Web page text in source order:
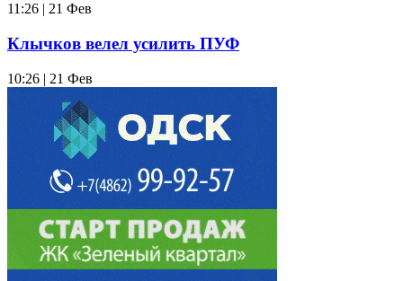
11:26 | 21 Фев
Клычков велел усилить ПУФ
10:26 | 21 Фев